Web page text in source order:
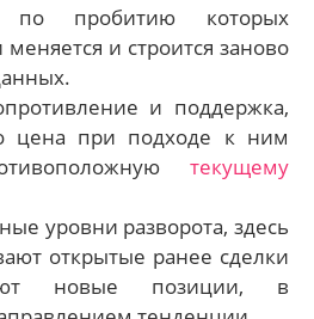
пробитию которых
и строится заново
и поддержка,
цена при подходе к ним
текущему
уровни разворота, здесь
открытые ранее сделки
новые позиции, в